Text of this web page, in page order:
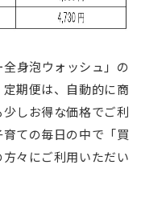
身泡ウォッシュ」の
期便は、自動的に商
しお得な価格でご利
ての毎日の中で「買
々にご利用いただい